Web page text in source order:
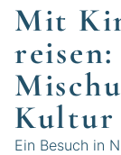
Mit
Kultur
Ein Besuch in